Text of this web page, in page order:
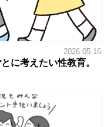
2026.05.16
に考えたい性教育。